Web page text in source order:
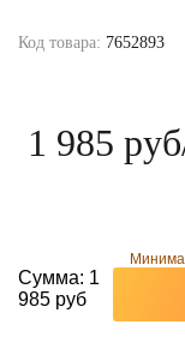
Код товара: 7652893
1 985 руб
Сумма: 1
985 руб